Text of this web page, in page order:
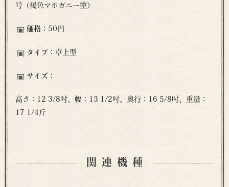
号（褐色マホガニー塗）
価格： 50円
タイプ：卓上型
サイズ：
高さ：12 3/8吋、幅：13 1/2吋、奥行：16 5/8吋、重量：
17 1/4斤
関連機種